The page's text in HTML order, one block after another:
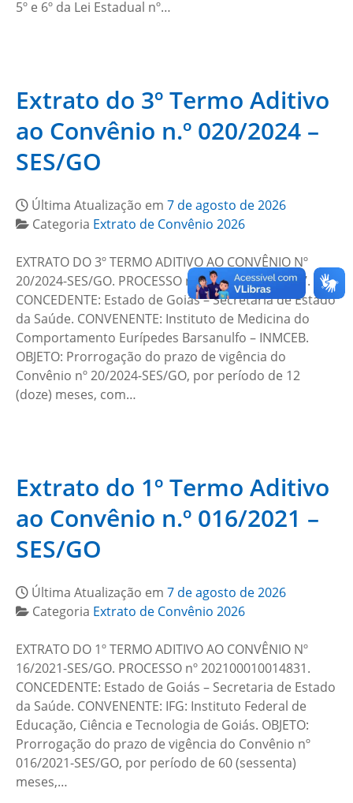
5º e 6º da Lei Estadual nº…
Extrato do 3º Termo Aditivo
ao Convênio n.º 020/2024 –
SES/GO
Última Atualização em 7 de agosto de 2026
Categoria Extrato de Convênio 2026
EXTRATO DO 3º TERMO ADITIVO AO CONVÊNIO Nº
20/2024-SES/GO. PROCESSO nº 202400010023227.
CONCEDENTE: Estado de Goiás – Secretaria de Estado
da Saúde. CONVENENTE: Instituto de Medicina do
Comportamento Eurípedes Barsanulfo – INMCEB.
OBJETO: Prorrogação do prazo de vigência do
Convênio nº 20/2024-SES/GO, por período de 12
(doze) meses, com…
Extrato do 1º Termo Aditivo
ao Convênio n.º 016/2021 –
SES/GO
Última Atualização em 7 de agosto de 2026
Categoria Extrato de Convênio 2026
EXTRATO DO 1º TERMO ADITIVO AO CONVÊNIO Nº
16/2021-SES/GO. PROCESSO nº 202100010014831.
CONCEDENTE: Estado de Goiás – Secretaria de Estado
da Saúde. CONVENENTE: IFG: Instituto Federal de
Educação, Ciência e Tecnologia de Goiás. OBJETO:
Prorrogação do prazo de vigência do Convênio nº
016/2021-SES/GO, por período de 60 (sessenta)
meses,…